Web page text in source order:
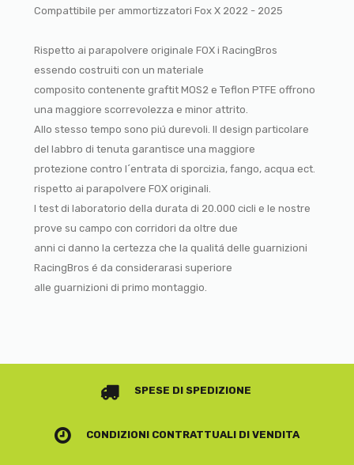
Compattibile per ammortizzatori Fox X 2022 - 2025
Rispetto ai parapolvere originale FOX i RacingBros
essendo costruiti con un materiale
composito contenente graftit MOS2 e Teflon PTFE offrono
una maggiore scorrevolezza e minor attrito.
Allo stesso tempo sono piú durevoli. Il design particolare
del labbro di tenuta garantisce una maggiore
protezione contro l´entrata di sporcizia, fango, acqua ect.
rispetto ai parapolvere FOX originali.
I test di laboratorio della durata di 20.000 cicli e le nostre
prove su campo con corridori da oltre due
anni ci danno la certezza che la qualitá delle guarnizioni
RacingBros é da considerarasi superiore
alle guarnizioni di primo montaggio.
SPESE DI SPEDIZIONE
CONDIZIONI CONTRATTUALIDI VENDITA